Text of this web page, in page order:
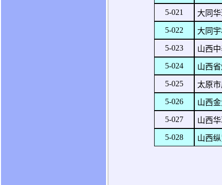
5-021
大同
5-022
大同
5-023
山西
5-024
山西
5-025
太原
5-026
山西
5-027
山西
5-028
山西